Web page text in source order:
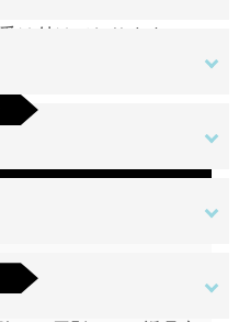
け付けております。
AMEX
寄せ商品の場合、著し